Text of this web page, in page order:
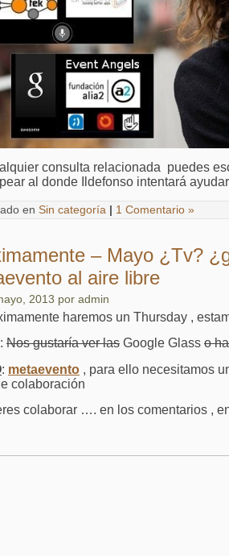
consulta relacionada puedes
al donde Ildefonso intentará
en Sin categoría | 1 Comentario »
– Mayo ¿Tv?
al aire libre
2013 por admin
haremos un Thursday ,
: Nos gustaría ver las Google Glass o
: metaevento , para ello necesitamos
colaboración
colaborar …. en los comentarios ,